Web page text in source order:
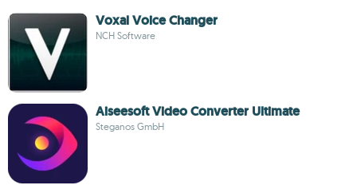
Voxal Voice Changer
NCH Software
Aiseesoft Video Converter Ultimate
Steganos GmbH